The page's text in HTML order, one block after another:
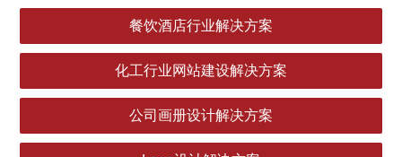
餐饮酒店行业解决方案
化工行业网站建设解决方案
公司画册设计解决方案